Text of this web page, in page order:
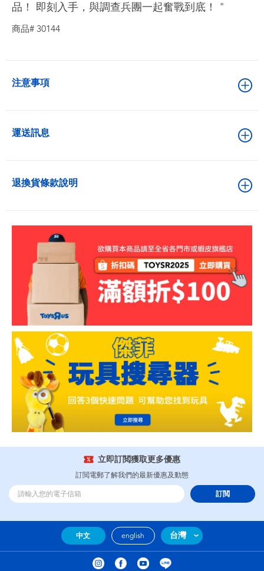
品！ 即刻入手，與調查兵團一起奮戰到底！ "
商品# 30144
注意事項
運送訊息
退換貨條款說明
立即訂閲獲取更多優惠
訂閲電郵了解我們的最新優惠及動態
訂閲
中文 english 台灣